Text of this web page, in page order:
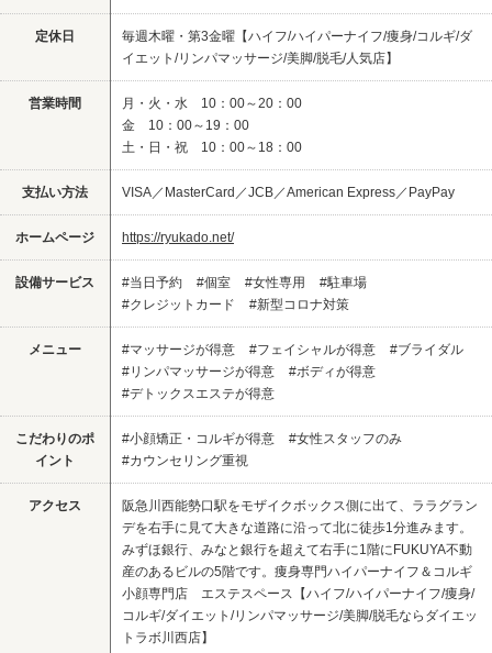
定休日
毎週木曜・第3金曜【ハイフ/ハイパーナイフ/痩身/コルギ/ダ
イエット/リンパマッサージ/美脚/脱毛/人気店】
営業時間
月・火・水 10：00～20：00
金 10：00～19：00
土・日・祝 10：00～18：00
支払い方法 VISA／MasterCard／JCB／American Express／PayPay
ホームページ https://ryukado.net/
設備サービス #当日予約 #個室 #女性専用
#駐車場
#クレジットカード
#新型コロナ対策
メニュー #マッサージが得意 #フェイシャルが得意
#ブライダル
#リンパマッサージが得意
#ボディが得意
#デトックスエステが得意
こだわりのポ
イント
#小顔矯正・コルギが得意
#女性スタッフのみ
#カウンセリング重視
アクセス
阪急川西能勢口駅をモザイクボックス側に出て、ララグラン
デを右手に見て大きな道路に沿って北に徒歩1分進みます。
みずほ銀行、みなと銀行を超えて右手に1階にFUKUYA不動
産のあるビルの5階です。痩身専門ハイパーナイフ＆コルギ
小顔専門店 エステスペース【ハイフ/ハイパーナイフ/痩身/
コルギ/ダイエット/リンパマッサージ/美脚/脱毛ならダイエッ
トラボ川西店】